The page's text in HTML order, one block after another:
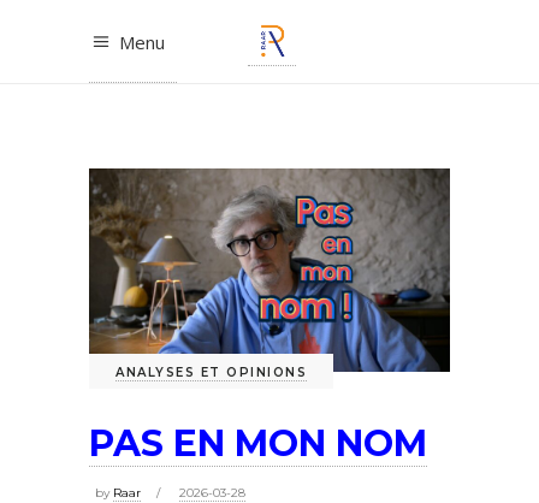
Menu
ANALYSES ET OPINIONS
PAS EN MON NOM
by Raar 2026-03-28